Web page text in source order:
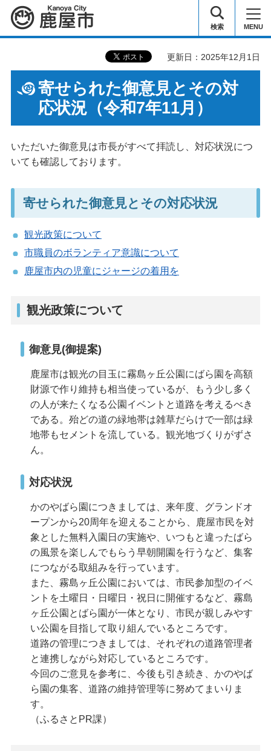
鹿屋市 検索 MENU
更新日：2025年12月1日
寄せられた御意見とその対
応状況（令和7年11月）
いただいた御意見は市長がすべて拝読し、対応状況につ
いても確認しております。
寄せられた御意見とその対応状況
観光政策について
市職員のボランティア意識について
鹿屋市内の児童にジャージの着用を
観光政策について
御意見(御提案)
鹿屋市は観光の目玉に霧島ヶ丘公園にばら園を高額
財源で作り維持も相当使っているが、もう少し多く
の人が来たくなる公園イベントと道路を考えるべき
である。殆どの道の緑地帯は雑草だらけで一部は緑
地帯もセメントを流している。観光地づくりがずさ
ん。
対応状況
かのやばら園につきましては、来年度、グランドオ
ープンから20周年を迎えることから、鹿屋市民を対
象とした無料入園日の実施や、いつもと違ったばら
の風景を楽しんでもらう早朝開園を行うなど、集客
につながる取組みを行っています。
また、霧島ヶ丘公園においては、市民参加型のイベ
ントを土曜日・日曜日・祝日に開催するなど、霧島
ヶ丘公園とばら園が一体となり、市民が親しみやす
い公園を目指して取り組んでいるところです。
道路の管理につきましては、それぞれの道路管理者
と連携しながら対応しているところです。
今回のご意見を参考に、今後も引き続き、かのやば
ら園の集客、道路の維持管理等に努めてまいりま
す。
（ふるさとPR課）